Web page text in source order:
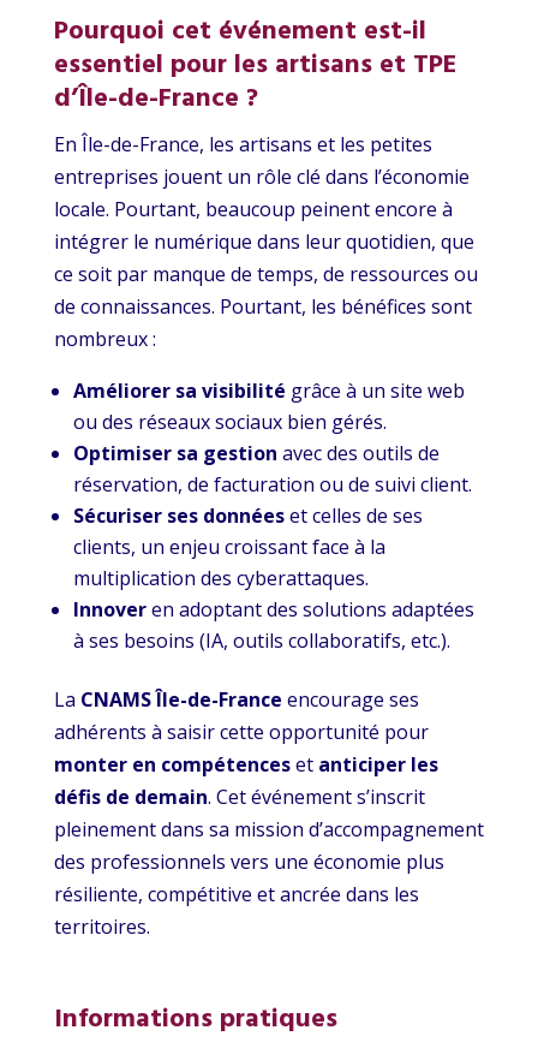
Pourquoi cet événement est-il
essentiel pour les artisans et TPE
d’Île-de-France ?
En Île-de-France, les artisans et les petites
entreprises jouent un rôle clé dans l’économie
locale. Pourtant, beaucoup peinent encore à
intégrer le numérique dans leur quotidien, que
ce soit par manque de temps, de ressources ou
de connaissances. Pourtant, les bénéfices sont
nombreux :
Améliorer sa visibilité grâce à un site web
ou des réseaux sociaux bien gérés.
Optimiser sa gestion avec des outils de
réservation, de facturation ou de suivi client.
Sécuriser ses donnéeset celles de ses
clients, un enjeu croissant face à la
multiplication des cyberattaques.
Innoveren adoptant des solutions adaptées
à ses besoins (IA, outils collaboratifs, etc.).
La CNAMS Île-de-France encourage ses
adhérents à saisir cette opportunité pour
monter en compétenceset anticiper les
défis de demain. Cet événement s’inscrit
pleinement dans sa mission d’accompagnement
des professionnels vers une économie plus
résiliente, compétitive et ancrée dans les
territoires.
Informations pratiques